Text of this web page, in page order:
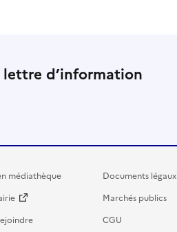
d’information
médiathèque
Documents légaux
Marchés publics
CGU